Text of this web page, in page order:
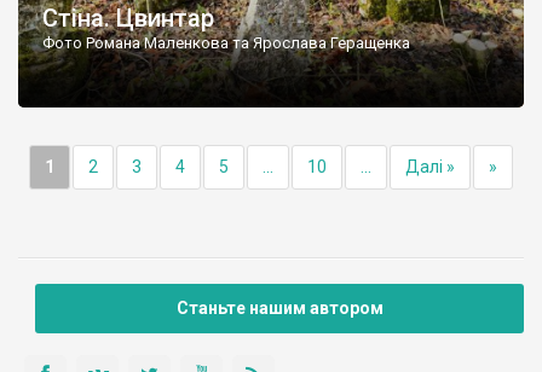
Стіна. Цвинтар
Фото Романа Маленкова та Ярослава Геращенка
1 2 3 4 5 10 Далі » »
Станьте нашим автором